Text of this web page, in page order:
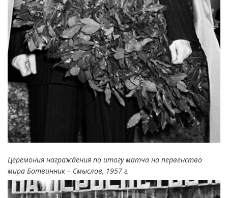
Церемония награждения по итогу матча на первенство
мира Ботвинник – Смыслов, 1957 г.